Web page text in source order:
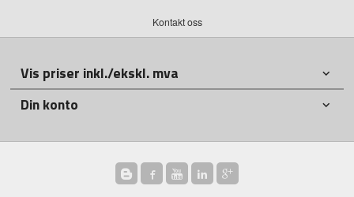
Kontakt oss
Vis priser inkl./ekskl. mva
Din konto